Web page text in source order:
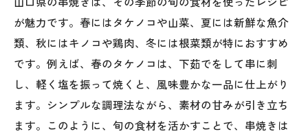
が魅力です。春にはタケノコや山菜、夏には新鮮な魚介
類、秋にはキノコや鶏肉、冬には根菜類が特におすすめ
です。例えば、春のタケノコは、下茹でをして串に刺
し、軽く塩を振って焼くと、風味豊かな一品に仕上がり
ます。シンプルな調理法ながら、素材の甘みが引き立ち
ます。このように、旬の食材を活かすことで、串焼きは